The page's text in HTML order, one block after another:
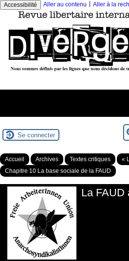
Accessibilité Aller au contenu Aller à la
Se connecter
Accueil Archives Textes critiques
«
Chapitre 10 La base sociale de la FAUD
La FAUD